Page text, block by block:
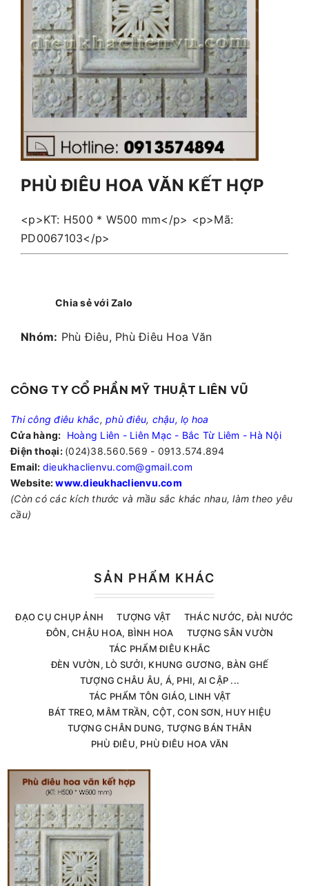
PHÙ ĐIÊU HOA VĂN KẾT HỢP
<p>KT: H500 * W500 mm</p> <p>Mã:
PD0067103</p>
Chia sẻ với Zalo
Nhóm: Phù Điêu, Phù Điêu Hoa Văn
CÔNG TY CỔ PHẦN MỸ THUẬT LIÊN VŨ
Thi công điêu khắc, phù điêu, chậu, lọ hoa
Cửa hàng: Hoàng Liên - Liên Mạc - Bắc Từ Liêm - Hà Nội
Điện thoại: (024)38.560.569 - 0913.574.894
Email: dieukhaclienvu.com@gmail.com
Website:www.dieukhaclienvu.com
(Còn có các kích thước và mầu sắc khác nhau, làm theo yêu
cầu)
SẢN PHẨM KHÁC
ĐẠO CỤ CHỤP ẢNH TƯỢNG VẬT
THÁC NƯỚC, ĐÀI NƯỚC
ĐÔN, CHẬU HOA, BÌNH HOA
TƯỢNG SÂN VƯỜN
TÁC PHẨM ĐIÊU KHẮC
ĐÈN VƯỜN, LÒ SƯỞI, KHUNG GƯƠNG, BÀN GHẾ
TƯỢNG CHÂU ÂU, Á, PHI, AI CẬP ...
TÁC PHẨM TÔN GIÁO, LINH VẬT
BÁT TREO, MÂM TRẦN, CỘT, CON SƠN, HUY HIỆU
TƯỢNG CHÂN DUNG, TƯỢNG BÁN THÂN
PHÙ ĐIÊU, PHÙ ĐIÊU HOA VĂN